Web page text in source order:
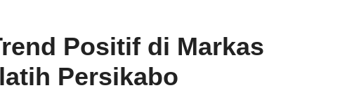
Positif di Markas
Persikabo